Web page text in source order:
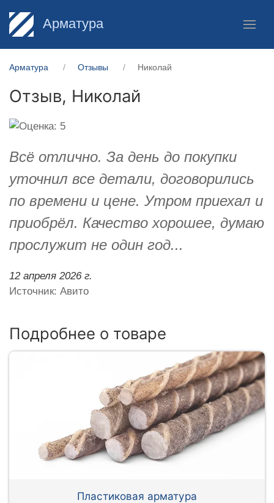
Арматура
Арматура Отзывы Николай
Отзыв, Николай
Всё отлично. За день до покупки
уточнил все детали, договорились
по времени и цене. Утром приехал и
приобрёл. Качество хорошее, думаю
прослужит не один год...
12 апреля 2026 г.
Источник: Авито
Подробнее о товаре
Пластиковая арматура